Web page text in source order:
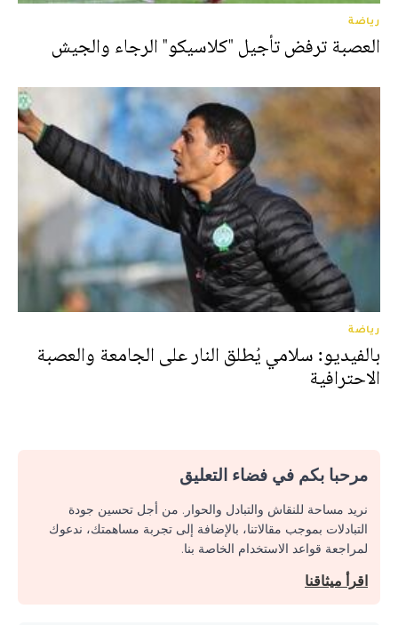
رياضة
العصبة ترفض تأجيل "كلاسيكو" الرجاء والجيش
رياضة
بالفيديو: سلامي يُطلق النار على الجامعة والعصبة
الاحترافية
مرحبا بكم في فضاء التعليق
نريد مساحة للنقاش والتبادل والحوار. من أجل تحسين جودة
التبادلات بموجب مقالاتنا، بالإضافة إلى تجربة مساهمتك، ندعوك
لمراجعة قواعد الاستخدام الخاصة بنا.
اقرأ ميثاقنا